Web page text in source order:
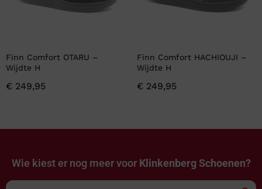
Finn Comfort OTARU –
Wijdte H
€ 249,95
Finn Comfort HACHIOUJI –
Wijdte H
€ 249,95
Wie kiest er nog meer voor Klinkenberg Schoenen?